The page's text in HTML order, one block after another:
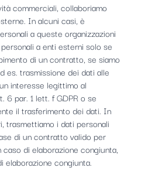
commerciali, collaboriamo
In alcuni casi, è
a queste organizzazioni
a enti esterni solo se
di un contratto, se siamo
es. trasmissione dei dati alle
interesse legittimo al
6 par. 1 lett. f GDPR o se
il trasferimento dei dati. In
trasmettiamo i dati personali
di un contratto valido per
di elaborazione congiunta,
congiunta.